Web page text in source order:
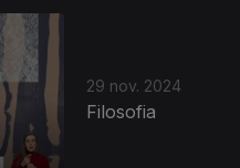
29 nov. 2024
Filosofia